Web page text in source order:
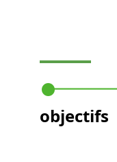
objectifs